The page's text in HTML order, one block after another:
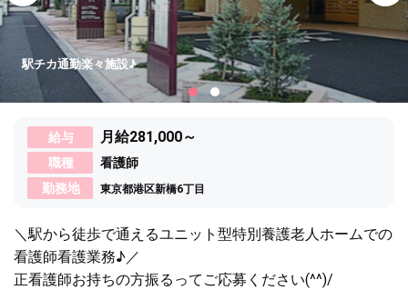
駅チカ通勤楽々施設♪
給与 月給281,000～
職種
看護師
勤務地
東京都港区新橋6丁目
＼駅から徒歩で通えるユニット型特別養護老人ホームでの
看護師看護業務♪／
正看護師お持ちの方振るってご応募ください(^^)/